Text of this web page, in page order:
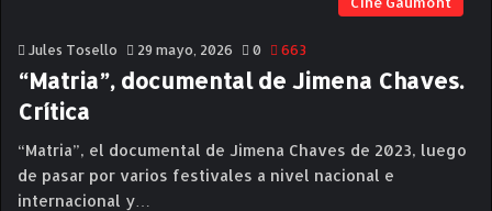
Jules Tosello 29 mayo, 2026 0 663
“Matria”, documental de Jimena Chaves.
Crítica
“Matria”, el documental de Jimena Chaves de 2023, luego
de pasar por varios festivales a nivel nacional e
internacional y…